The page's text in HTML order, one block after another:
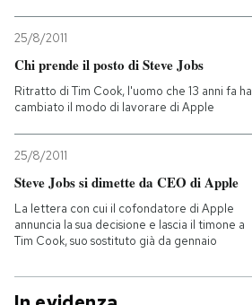
25/8/2011
Chi prende il posto di Steve Jobs
Ritratto di Tim Cook, l'uomo che 13 anni fa ha
cambiato il modo di lavorare di Apple
25/8/2011
Steve Jobs si dimette da CEO di Apple
La lettera con cui il cofondatore di Apple
annuncia la sua decisione e lascia il timone a
Tim Cook, suo sostituto già da gennaio